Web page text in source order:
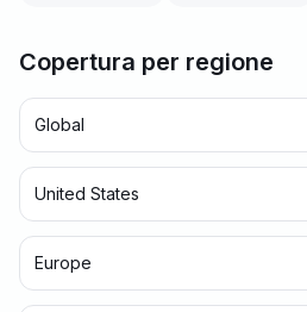
Copertura per regione
Global
United States
Europe